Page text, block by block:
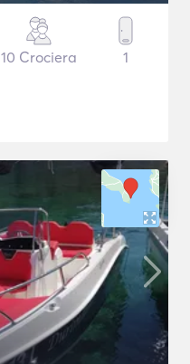
10 Crociera 1